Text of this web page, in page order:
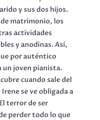
y sus dos hijos.
matrimonio, los
actividades
y anodinas. Así,
por auténtico
un joven pianista.
cuando sale del
se ve obligada a
terror de ser
perder todo lo que